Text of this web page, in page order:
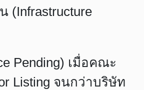
(Infrastructure
Pending) เมื่อคณะ
Listing จนกว่าบริษัท